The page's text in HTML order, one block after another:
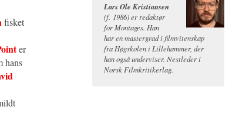
fisket
er
hans
Lars Ole Kristiansen
(f. 1986) er redaktør
for Montages. Han
har en mastergrad i filmvitenskap
fra Høgskolen i Lillehammer, der
han også underviser. Nestleder i
Norsk Filmkritikerlag.